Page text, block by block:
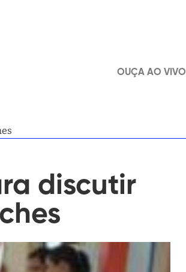
OUÇA AO VIVO
discutir